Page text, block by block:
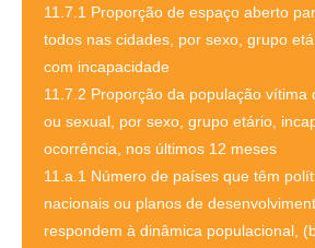
11.7.1 Proporção de espaço aberto
todos nas cidades, por sexo, grupo
com incapacidade
11.7.2 Proporção da população vítima
ou sexual, por sexo, grupo etário,
ocorrência, nos últimos 12 meses
11.a.1 Número de países que têm
nacionais ou planos de
respondem à dinâmica populacional,